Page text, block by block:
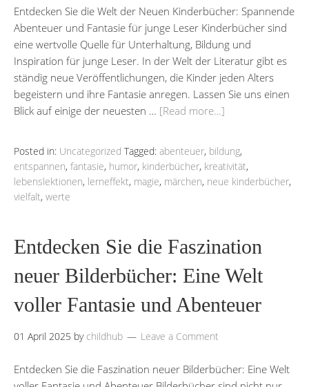
Entdecken Sie die Welt der Neuen Kinderbücher: Spannende
Abenteuer und Fantasie für junge Leser Kinderbücher sind
eine wertvolle Quelle für Unterhaltung, Bildung und
Inspiration für junge Leser. In der Welt der Literatur gibt es
ständig neue Veröffentlichungen, die Kinder jeden Alters
begeistern und ihre Fantasie anregen. Lassen Sie uns einen
Blick auf einige der neuesten … [Read more…]
Posted in: Uncategorized Tagged: abenteuer, bildung,
entspannen, fantasie, humor, kinderbücher, kreativität,
lebenslektionen, lerneffekt, magie, märchen, neue kinderbücher,
vielfalt, werte
Entdecken Sie die Faszination
neuer Bilderbücher: Eine Welt
voller Fantasie und Abenteuer
01 April 2025 by childhub Leave a Comment
Entdecken Sie die Faszination neuer Bilderbücher: Eine Welt